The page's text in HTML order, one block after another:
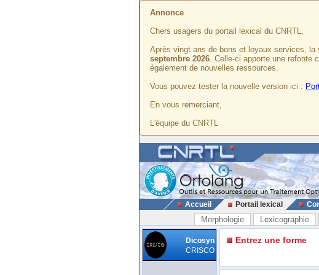
Annonce
Chers usagers du portail lexical du CNRTL,
Après vingt ans de bons et loyaux services, la
septembre 2026. Celle-ci apporte une refonte
également de nouvelles ressources.
Vous pouvez tester la nouvelle version ici :
En vous remerciant,
L'équipe du CNRTL
Accueil Portail lexical
Morphologie Lexicographie
Dicosyn
CRISCO
Entrez une forme